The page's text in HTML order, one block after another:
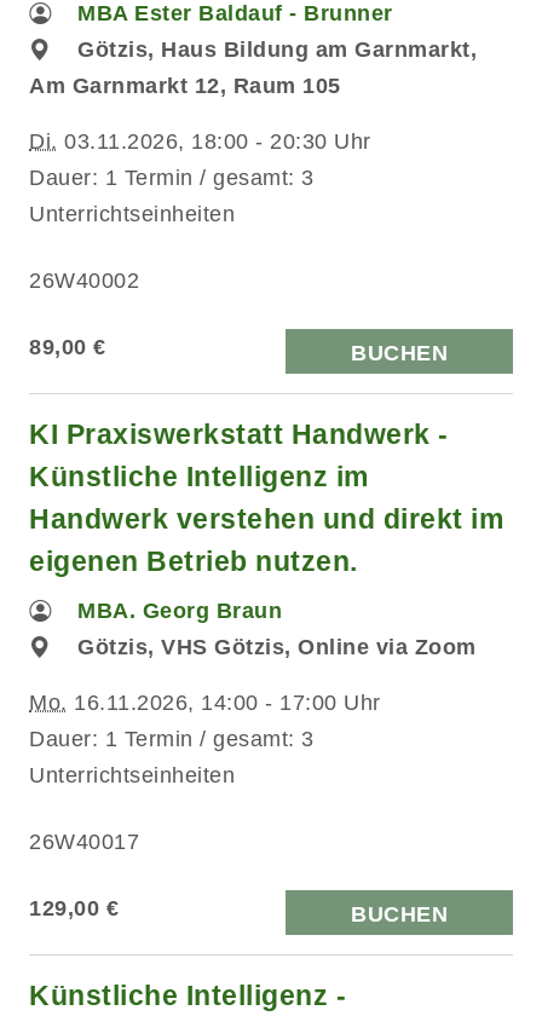
MBA Ester Baldauf - Brunner
Götzis, Haus Bildung am Garnmarkt,
Am Garnmarkt 12, Raum 105
Di. 03.11.2026, 18:00 - 20:30 Uhr
Dauer: 1 Termin / gesamt: 3
Unterrichtseinheiten
26W40002
89,00 € BUCHEN
KI Praxiswerkstatt Handwerk -
Künstliche Intelligenz im
Handwerk verstehen und direkt im
eigenen Betrieb nutzen.
MBA. Georg Braun
Götzis, VHS Götzis, Online via Zoom
Mo. 16.11.2026, 14:00 - 17:00 Uhr
Dauer: 1 Termin / gesamt: 3
Unterrichtseinheiten
26W40017
129,00 € BUCHEN
Künstliche Intelligenz -